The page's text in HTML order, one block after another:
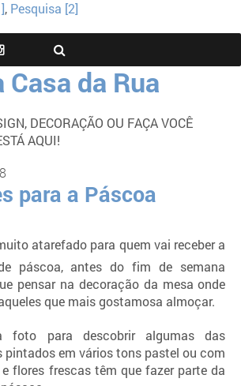
, Pesquisa [2]
da Rua
DECORAÇÃO OU FAÇA VOCÊ
AQUI!
para a Páscoa
atarefado para quem vai receber a
páscoa, antes do fim de semana
pensar na decoração da mesa onde
que mais gostamosa almoçar.
foto para descobrir algumas das
pintados em vários tons pastel ou com
flores frescas têm que fazer parte da